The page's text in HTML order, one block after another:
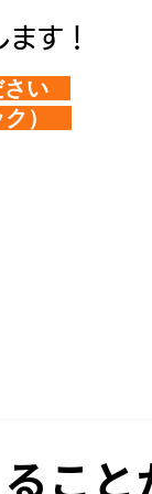
す！
さい
ク）
こと